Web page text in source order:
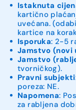
Istaknuta
kartično
uvećana.
kartice na
Isporuka: 2-5
Jamstvo (novi
Jamstvo
tvorničkog).
Pravni subjekti
poreza: NE.
Napomena:
za rabljena